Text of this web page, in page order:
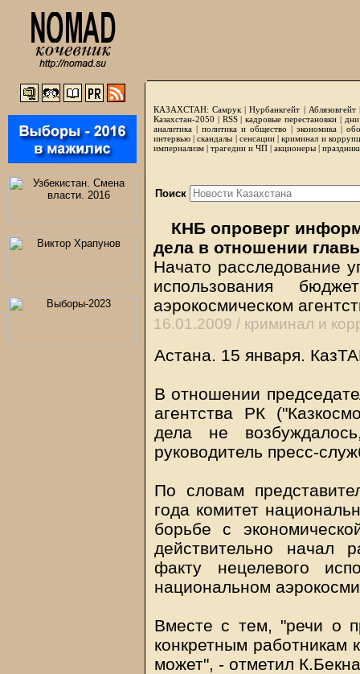
КАЗАХСТАН: Самрук |Нурбанкгейт | Аблязовгейт
Казахстан-2050 | RSS|кадровые перестановки|
аналитика | политика и общество | экономика |
интервью |скандалы | сенсации|криминал и
империализм | трагедии и ЧП | акционеры |
Поиск
КНБ опроверг
дела в отношении
Начато расследование
использования
аэрокосмическом
16.01.2009 / криминал и
Астана. 15 января.
В отношении
агентства РК
дела не
руководитель пресс-
По словам
года комитет
борьбе с
действительно начал
факту нецелевого
национальном
Вместе с тем, "речи о
конкретным работникам
может", - отметил